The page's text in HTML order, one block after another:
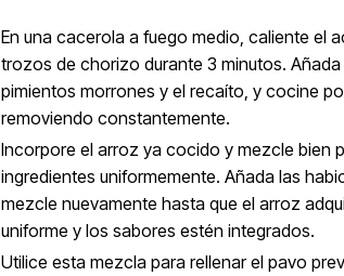
En una cacerola a fuego medio, caliente el
trozos de chorizo durante 3 minutos.
pimientos morrones y el recaíto, y cocine
removiendo constantemente.
Incorpore el arroz ya cocido y mezcle bien
ingredientes uniformemente. Añada las
mezcle nuevamente hasta que el arroz
uniforme y los sabores estén integrados.
Utilice esta mezcla para rellenar el pavo